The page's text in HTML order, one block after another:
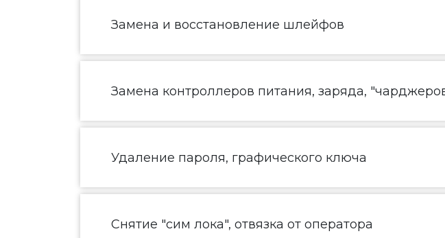
Замена и восстановление шлейфов
Замена контроллеров питания, заряда,
Удаление пароля, графического ключа
Снятие "сим лока", отвязка от оператора